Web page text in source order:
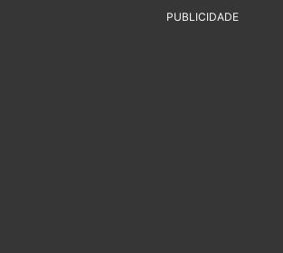
PUBLICIDADE